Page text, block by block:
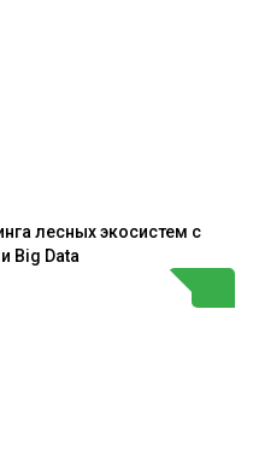
лесных экосистем с
Big Data